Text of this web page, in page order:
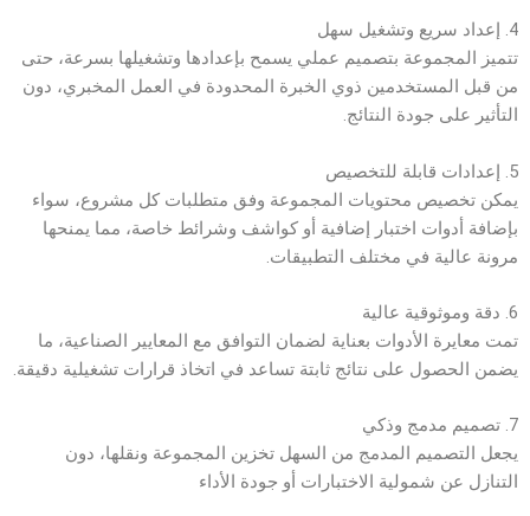
4. إعداد سريع وتشغيل سهل
تتميز المجموعة بتصميم عملي يسمح بإعدادها وتشغيلها بسرعة، حتى
من قبل المستخدمين ذوي الخبرة المحدودة في العمل المخبري، دون
التأثير على جودة النتائج.
5. إعدادات قابلة للتخصيص
يمكن تخصيص محتويات المجموعة وفق متطلبات كل مشروع، سواء
بإضافة أدوات اختبار إضافية أو كواشف وشرائط خاصة، مما يمنحها
مرونة عالية في مختلف التطبيقات.
6. دقة وموثوقية عالية
تمت معايرة الأدوات بعناية لضمان التوافق مع المعايير الصناعية، ما
يضمن الحصول على نتائج ثابتة تساعد في اتخاذ قرارات تشغيلية دقيقة.
7. تصميم مدمج وذكي
يجعل التصميم المدمج من السهل تخزين المجموعة ونقلها، دون
التنازل عن شمولية الاختبارات أو جودة الأداء